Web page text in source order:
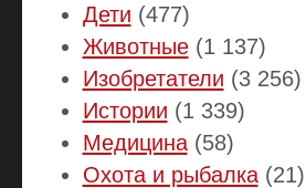
Дети (477)
Животные(1 137)
Изобретатели (3 256)
Истории (1 339)
Медицина(58)
Охота и рыбалка(21)